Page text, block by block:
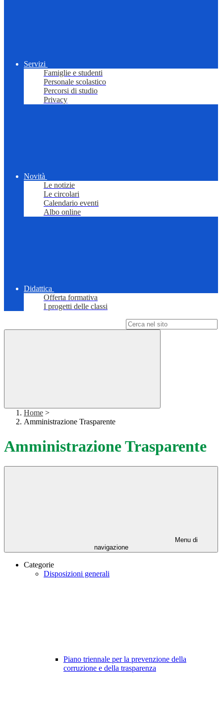
Servizi
Famiglie e studenti
Personale scolastico
Percorsi di studio
Privacy
Novità
Le notizie
Le circolari
Calendario eventi
Albo online
Didattica
Offerta formativa
I progetti delle classi
Home >
Amministrazione Trasparente
Amministrazione Trasparente
Menu di
navigazione
Categorie
Disposizioni generali
Piano triennale per la prevenzione della
corruzione e della trasparenza